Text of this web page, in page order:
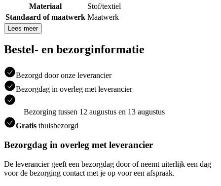
Materiaal
Stof/textiel
Standaard of maatwerk Maatwerk
Lees meer
Bestel- en bezorginformatie
Bezorgd door onze leverancier
Bezorgdag in overleg met leverancier
Bezorging tussen 12 augustus en 13 augustus
Gratis thuisbezorgd
Bezorgdag in overleg met leverancier
De leverancier geeft een bezorgdag door of neemt uiterlijk een dag
voor de bezorging contact met je op voor een afspraak.